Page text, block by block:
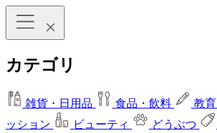
カテゴリ
雑貨・日用品 食品・飲料 教育
ッション
ビューティ どうぶつ